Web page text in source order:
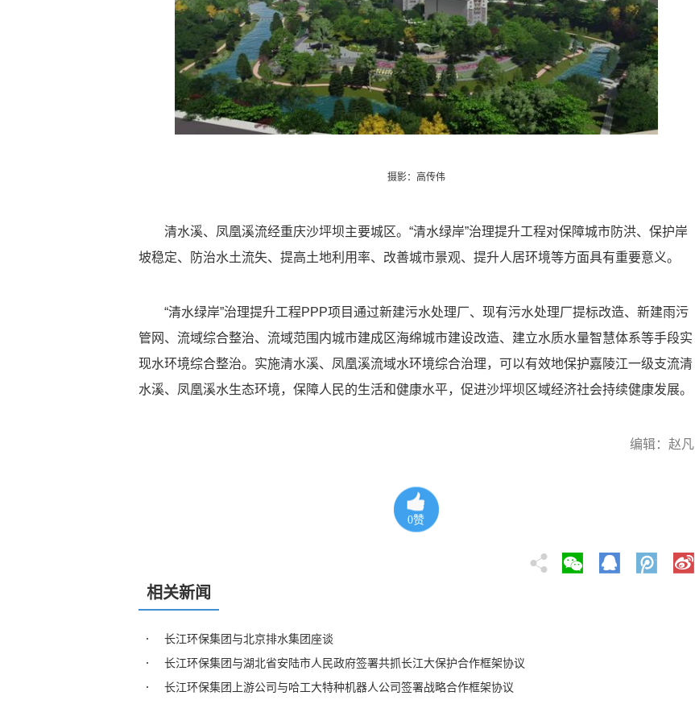
摄影：高传伟
清水溪、凤凰溪流经重庆沙坪坝主要城区。“清水绿岸”治理提升工程对保障城市防洪、保护岸
坡稳定、防治水土流失、提高土地利用率、改善城市景观、提升人居环境等方面具有重要意义。
“清水绿岸”治理提升工程PPP项目通过新建污水处理厂、现有污水处理厂提标改造、新建雨污
管网、流域综合整治、流域范围内城市建成区海绵城市建设改造、建立水质水量智慧体系等手段实
现水环境综合整治。实施清水溪、凤凰溪流域水环境综合治理，可以有效地保护嘉陵江一级支流清
水溪、凤凰溪水生态环境，保障人民的生活和健康水平，促进沙坪坝区域经济社会持续健康发展。
编辑：赵凡
0赞
相关新闻
长江环保集团与北京排水集团座谈
长江环保集团与湖北省安陆市人民政府签署共抓长江大保护合作框架协议
长江环保集团上游公司与哈工大特种机器人公司签署战略合作框架协议